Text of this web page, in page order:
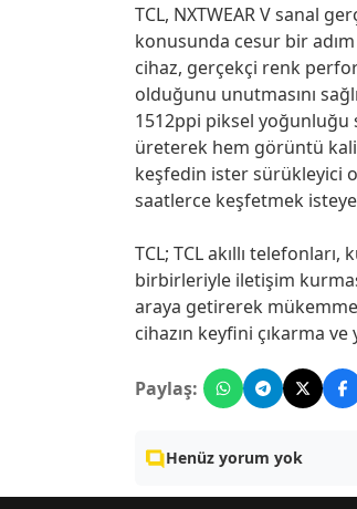
TCL, NXTWEAR V sanal
konusunda cesur bir
cihaz, gerçekçi renk
olduğunu unutmasını
1512ppi piksel yoğunluğu
üreterek hem görüntü
keşfedin ister sürükleyici
saatlerce keşfetmek
TCL; TCL akıllı
birbirleriyle iletişim
araya getirerek
cihazın keyfini çıkarma
Paylaş:
Henüz yorum yok